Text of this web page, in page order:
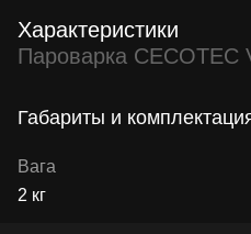
Характеристики
Пароварка CECOTEC
Габариты и
Вага
2 кг